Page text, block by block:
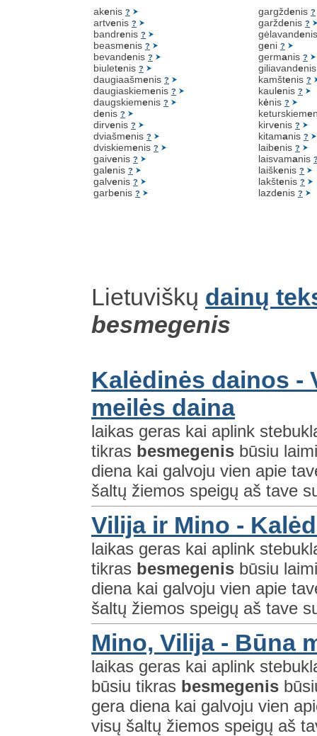
akenis ?
artvenis ?
bandrenis ?
beasmenis ?
bevandenis ?
biuletenis ?
daugiaašmenis ?
daugiaskiemenis ?
daugskiemenis ?
denis ?
dirvenis ?
dviašmenis ?
dviskiemenis ?
gaivenis ?
galenis ?
galvenis ?
garbenis ?
gargždenis ?
garždenis ?
gėlavande
geni ?
germanis ?
giliavande
kamštenis ?
kaulenis ?
kėnis ?
keturskieme
kirvenis ?
kitamanis ?
laibenis ?
laisvamanis
laiškenis ?
lakštenis ?
lazdenis ?
Lietuviškų dainų
besmegenis
Kalėdinės dainos -
meilės daina
laikas geras kai aplink
tikras besmegenis būsiu
diena kai galvoju vien apie
šaltų žiemos speigų aš tave
Vilija ir Mino -
laikas geras kai aplink
tikras besmegenis būsiu
diena kai galvoju vien apie
šaltų žiemos speigų aš tave
Mino, Vilija - Būna
laikas geras kai aplink
būsiu tikras besmegenis
gera diena kai galvoju vien
visų šaltų žiemos speigų aš